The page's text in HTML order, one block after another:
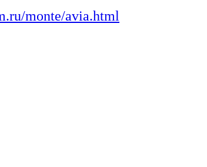
monte/avia.html